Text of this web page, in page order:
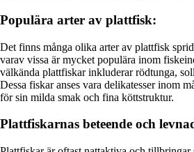
Populära arter av plattfisk:
Det finns många olika arter av plattfisk
varav vissa är mycket populära inom
välkända plattfiskar inkluderar rödtunga,
Dessa fiskar anses vara delikatesser inom
för sin milda smak och fina köttstruktur.
Plattfiskarnas beteende och